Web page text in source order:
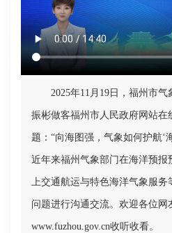
2025年11月19日，福州市
振彬做客福州市人民政府网站在
题：“向海图强，气象如何护航‘
近年来福州气象部门在海洋预报
上交通航运与特色海洋气象服务
问题进行沟通交流。欢迎各位网
www.fuzhou.gov.cn收听收看。